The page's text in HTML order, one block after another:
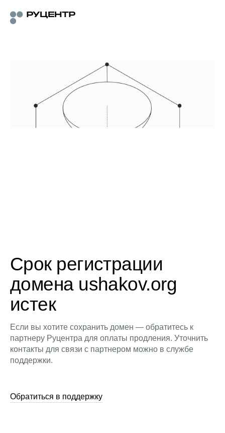
Срок регистрации
домена ushakov.org
истек
Если вы хотите сохранить домен — обратитесь к
партнеру Руцентра для оплаты продления. Уточнить
контакты для связи с партнером можно в службе
поддержки.
Обратиться в поддержку